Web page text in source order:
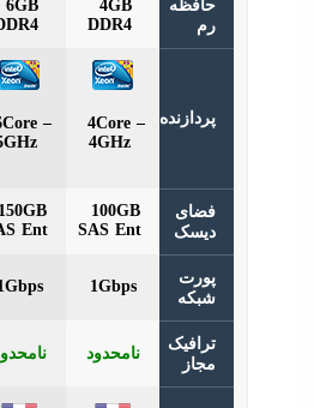
8GB
DDR4
6GB
DDR4
4GB
DDR4
6Core –
6GHz
6Core –
5GHz
4Core –
200GB
SAS Ent
150GB
SAS Ent
100GB
SAS Ent
1Gbps 1Gbps 1Gbps
نامحدود نامحدود نامحدود